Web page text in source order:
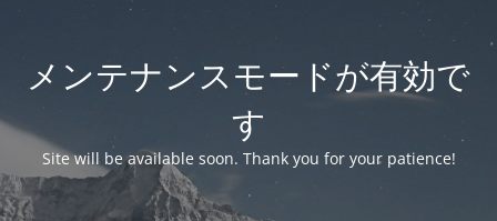
メンテナンスモードが有効で
す
Site will be available soon. Thank you for your patience!